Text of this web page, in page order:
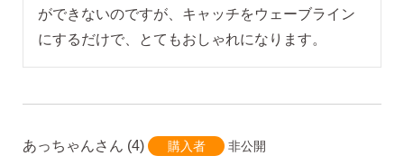
ができないのですが、キャッチをウェーブライン
にするだけで、とてもおしゃれになります。
あっちゃん 4 購入者
非公開